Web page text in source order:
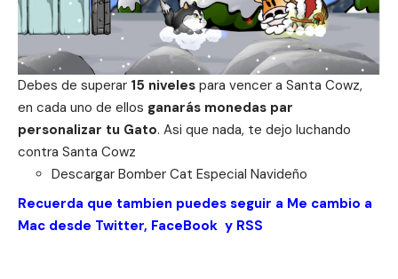
Debes de superar 15 niveles para vencer a Santa Cowz,
en cada uno de ellos ganarás monedas par
personalizar tu Gato. Asi que nada, te dejo luchando
contra Santa Cowz
DescargarBomber Cat Especial Navideño
Recuerda que tambien puedes seguir a Me cambio a
Mac desde Twitter, FaceBook y RSS